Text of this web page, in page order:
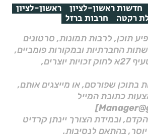
חדשות ראשון-לציון ראשון-לציון
רקטה חרבות ברזל
תוכן, לרבות תמונות, סרטונים
החברתיות ובמקורות פומביים,
בהתאם להוראות סעיף 27א לחוק זכויות יוצרים,
בתוכן שפורסם, או מייצגים אותם,
כתובת המייל
ובמידת הצורך יינתן קרדיט
בהתאם לנסיבות.